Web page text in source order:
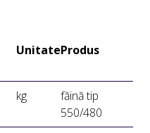
UnitateProdus
kg
făină tip
550/480